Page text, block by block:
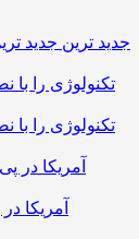
جدید ترین
تکنولوژی را با